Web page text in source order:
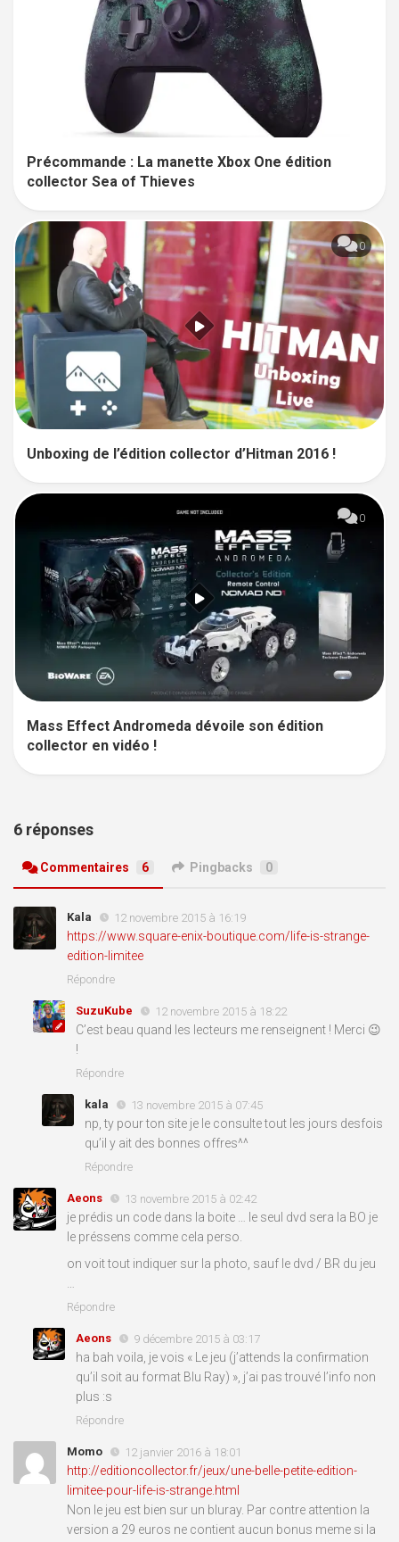
Précommande : La manette Xbox One édition
collector Sea of Thieves
0
Unboxing de l’édition collector d’Hitman 2016 !
0
Mass Effect Andromeda dévoile son édition
collector en vidéo !
6 réponses
Commentaires 6 Pingbacks 0
Kala 12 novembre 2015 à 16:19
https://www.square-enix-boutique.com/life-is-strange-
edition-limitee
Répondre
SuzuKube 12 novembre 2015 à 18:22
C’est beau quand les lecteurs me renseignent ! Merci 😉
!
Répondre
kala 13 novembre 2015 à 07:45
np, ty pour ton site je le consulte tout les jours desfois
qu’il y ait des bonnes offres^^
Répondre
Aeons 13 novembre 2015 à 02:42
je prédis un code dans la boite … le seul dvd sera la BO je
le préssens comme cela perso.
on voit tout indiquer sur la photo, sauf le dvd / BR du jeu
…
Répondre
Aeons 9 décembre 2015 à 03:17
ha bah voila, je vois « Le jeu (j’attends la confirmation
qu’il soit au format Blu Ray) », j’ai pas trouvé l’info non
plus :s
Répondre
Momo 12 janvier 2016 à 18:01
http://editioncollector.fr/jeux/une-belle-petite-edition-
limitee-pour-life-is-strange.html
Non le jeu est bien sur un bluray. Par contre attention la
version a 29 euros ne contient aucun bonus meme si la